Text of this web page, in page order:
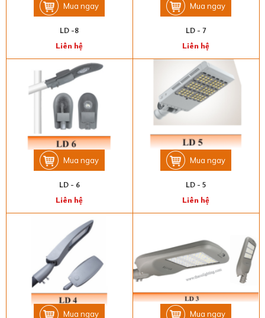
Mua ngay
LD -8
Liên hệ
Mua ngay
LD - 7
Liên hệ
Mua ngay
LD - 6
Liên hệ
Mua ngay
LD - 5
Liên hệ
Mua ngay Mua ngay